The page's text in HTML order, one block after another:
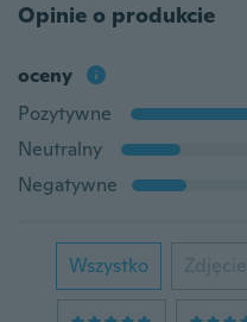
Opinie o produkcie
oceny
Pozytywne
Neutralny
Negatywne
Wszystko Zdjęcie